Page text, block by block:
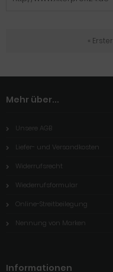
« Erster
Mehr über...
Unsere AGB
Liefer- und Versandkosten
Widerrufsrecht
Wiederrufsformular
Online-Streitbeilegung
Nennung von Marken
Informationen